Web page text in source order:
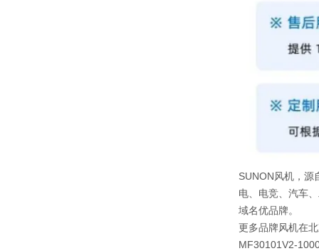
SUNON风机，源
电、电竞、汽车
域名优品牌。
更多品牌风机在
MF30101V2-